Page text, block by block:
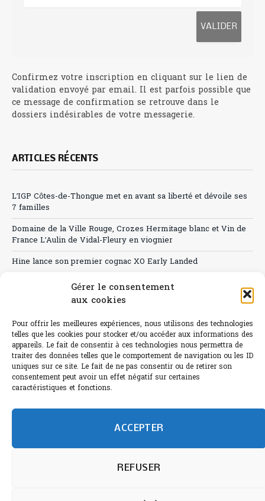
Gérer le consentement
aux cookies
Pour offrir les meilleures expériences, nous utilisons des technologies
telles que les cookies pour stocker et/ou accéder aux informations des
appareils. Le fait de consentir à ces technologies nous permettra de
traiter des données telles que le comportement de navigation ou les ID
uniques sur ce site. Le fait de ne pas consentir ou de retirer son
consentement peut avoir un effet négatif sur certaines
caractéristiques et fonctions.
ACCEPTER
REFUSER
Confirmez votre inscription en cliquant sur le lien de
validation envoyé par email. Il est parfois possible que
ce message de confirmation se retrouve dans le
dossiers indésirables de votre messagerie.
ARTICLES RÉCENTS
L’IGP Côtes-de-Thongue met en avant sa liberté et dévoile ses
7 familles
Domaine de la Ville Rouge, Crozes Hermitage blanc et Vin de
France L’Aulin de Vidal-Fleury en viognier
Hine lance son premier cognac XO Early Landed
Canicule : A quand le CHR à « l’heure espagnole » ?
Sélection de rosés 2026
L'abus d'alcool est dangereux pour la santé.
humain et 0% IA de Paris Bistro Editions - SARL de Presse -
Informations légales etRGPD